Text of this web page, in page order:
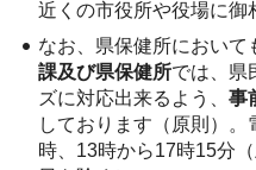
近くの市役所や役場に御
なお、県保健所において
課及び県保健所では、県
ズに対応出来るよう、 事
しております（原則）
時、13時から17時15分